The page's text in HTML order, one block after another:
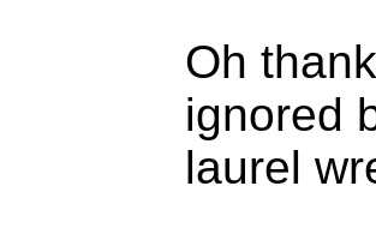
Oh
ignored
laurel